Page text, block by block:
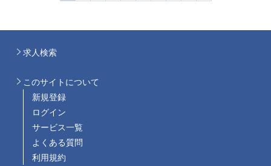
求人検索
このサイトについて
新規登録
ログイン
サービス一覧
よくある質問
利用規約